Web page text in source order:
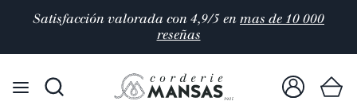
Satisfacción valorada con 4,9/5 en mas de 10 000
reseñas